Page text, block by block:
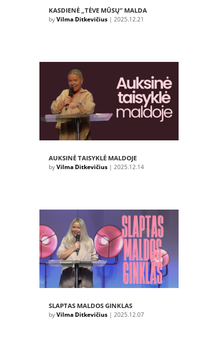
KASDIENĖ „TĖVE MŪSŲ” MALDA
byVilma Ditkevičius| 2025.12.21
AUKSINĖ TAISYKLĖ MALDOJE
byVilma Ditkevičius| 2025.12.14
SLAPTAS MALDOS GINKLAS
byVilma Ditkevičius| 2025.12.07